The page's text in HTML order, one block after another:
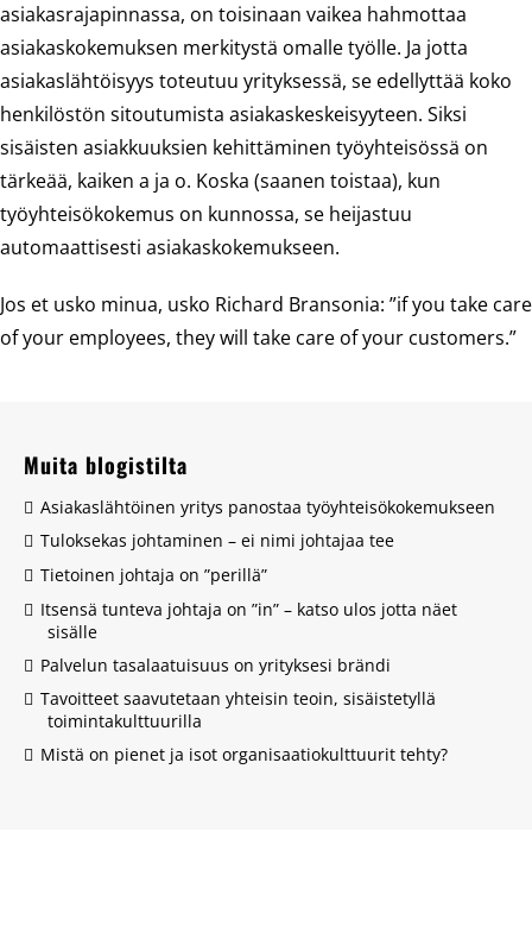
asiakasrajapinnassa, on toisinaan vaikea hahmottaa
asiakaskokemuksen merkitystä omalle työlle. Ja jotta
asiakaslähtöisyys toteutuu yrityksessä, se edellyttää koko
henkilöstön sitoutumista asiakaskeskeisyyteen. Siksi
sisäisten asiakkuuksien kehittäminen työyhteisössä on
tärkeää, kaiken a ja o. Koska (saanen toistaa), kun
työyhteisökokemus on kunnossa, se heijastuu
automaattisesti asiakaskokemukseen.
Jos et usko minua, usko Richard Bransonia: ”if you take care
of your employees, they will take care of your customers.”
Muita blogistilta
Asiakaslähtöinen yritys panostaa työyhteisökokemukseen
Tuloksekas johtaminen – ei nimi johtajaa tee
Tietoinen johtaja on ”perillä”
Itsensä tunteva johtaja on ”in” – katso ulos jotta näet
sisälle
Palvelun tasalaatuisuus on yrityksesi brändi
Tavoitteet saavutetaan yhteisin teoin, sisäistetyllä
toimintakulttuurilla
Mistä on pienet ja isot organisaatiokulttuurit tehty?